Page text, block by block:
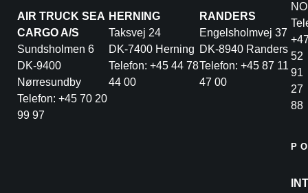
AIR TRUCK SEA
CARGO A/S
Sundsholmen 6
DK-9400
Nørresundby
Telefon: +45 70 20
99 97
HERNING
Taksvej 24
DK-7400 Herning
Telefon: +45 44 78
44 00
RANDERS
Engelsholmvej 37
DK-8940 Randers
Telefon: +45 87 11
47 00
52
91
27
88